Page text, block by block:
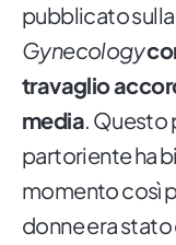
pubblicato
Gynecology
travaglio
media. Questo
partoriente ha
momento così
donne era